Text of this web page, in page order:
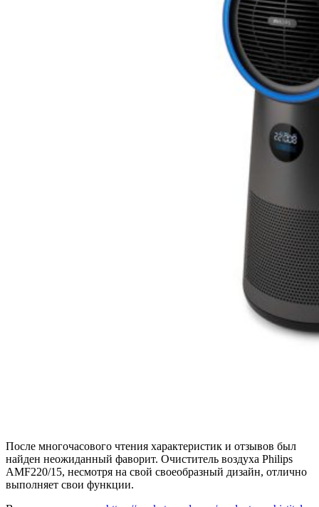
После многочасового чтения характеристик и отзывов был
найден неожиданный фаворит. Очиститель воздуха Philips
AMF220/15, несмотря на свой своеобразный дизайн, отлично
выполняет свои функции.